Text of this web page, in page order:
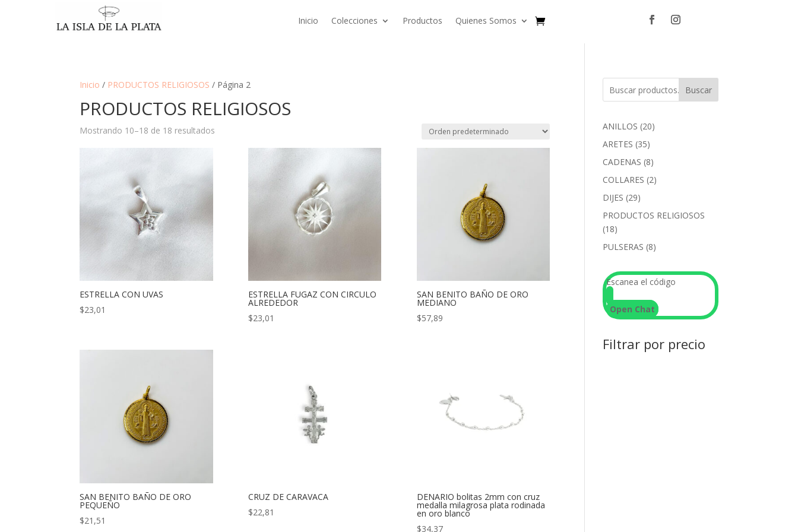
Inicio Colecciones Productos Quienes Somos
Inicio / PRODUCTOS RELIGIOSOS / Página 2
PRODUCTOS RELIGIOSOS
Mostrando 10–18 de 18 resultados
ESTRELLA CON UVAS
$23,01
ESTRELLA FUGAZ CON CIRCULO
ALREDEDOR
$23,01
SAN BENITO BAÑO DE ORO
MEDIANO
$57,89
SAN BENITO BAÑO DE ORO
PEQUEÑO
$21,51
CRUZ DE CARAVACA
$22,81
DENARIO bolitas 2mm con cruz
medalla milagrosa plata rodinada
en oro blanco
$34,37
Buscar
ANILLOS 2020
ARETES 3535
productos
CADENAS 88
productos
COLLARES 22
DIJES 2929
productos
PRODUCTOS RELIGIOSOS
1818
productos
PULSERAS 88
Escanea el código
Open Chat
Filtrar por precio